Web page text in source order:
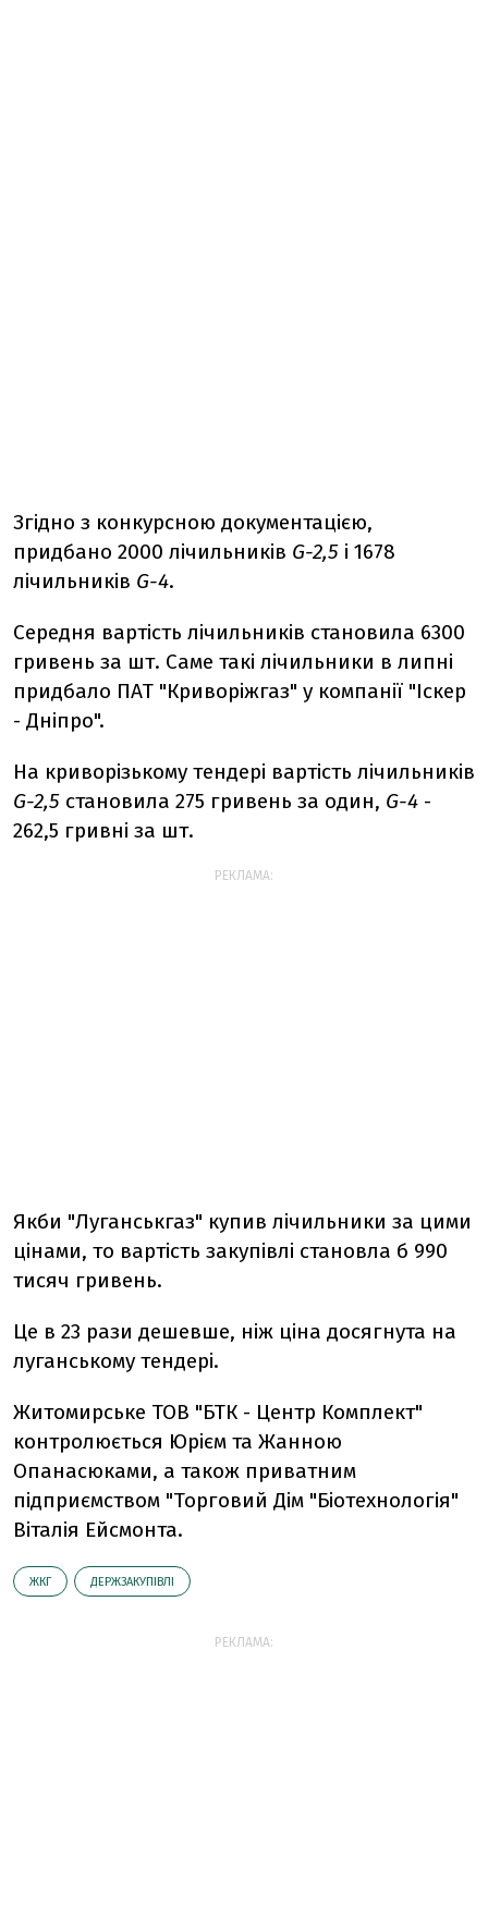
Згідно з конкурсною документацією,
придбано 2000 лічильників G-2,5 і 1678
лічильників G-4.
Середня вартість лічильників становила 6300
гривень за шт. Саме такі лічильники в липні
придбало ПАТ "Криворіжгаз" у компанії "Іскер
- Дніпро".
На криворізькому тендері вартість лічильників
G-2,5 становила 275 гривень за один, G-4 -
262,5 гривні за шт.
РЕКЛАМА:
Якби "Луганськгаз" купив лічильники за цими
цінами, то вартість закупівлі становла б 990
тисяч гривень.
Це в 23 рази дешевше, ніж ціна досягнута на
луганському тендері.
Житомирське ТОВ "БТК - Центр Комплект"
контролюється Юрієм та Жанною
Опанасюками, а також приватним
підприємством "Торговий Дім "Біотехнологія"
Віталія Ейсмонта.
ЖКГ ДЕРЖЗАКУПІВЛІ
РЕКЛАМА: